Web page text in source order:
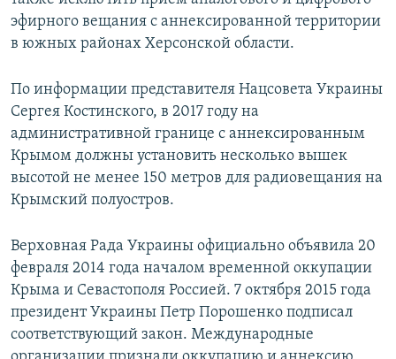
эфирного вещания с аннексированной территории
в южных районах Херсонской области.
По информации представителя Нацсовета Украины
Сергея Костинского, в 2017 году на
административной границе с аннексированным
Крымом должны установить несколько вышек
высотой не менее 150 метров для радиовещания на
Крымский полуостров.
Верховная Рада Украины официально объявила 20
февраля 2014 года началом временной оккупации
Крыма и Севастополя Россией. 7 октября 2015 года
президент Украины Петр Порошенко подписал
соответствующий закон. Международные